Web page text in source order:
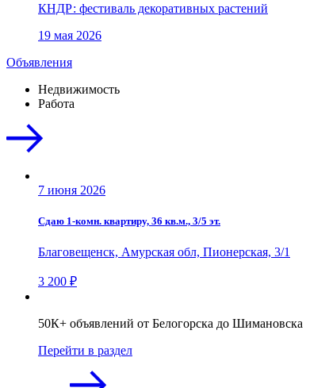
КНДР: фестиваль декоративных растений
19 мая 2026
Объявления
Недвижимость
Работа
7 июня 2026
Сдаю 1-комн. квартиру, 36 кв.м., 3/5 эт.
Благовещенск, Амурская обл, Пионерская, 3/1
3 200 ₽
50К+ объявлений от Белогорска до Шимановска
Перейти в раздел